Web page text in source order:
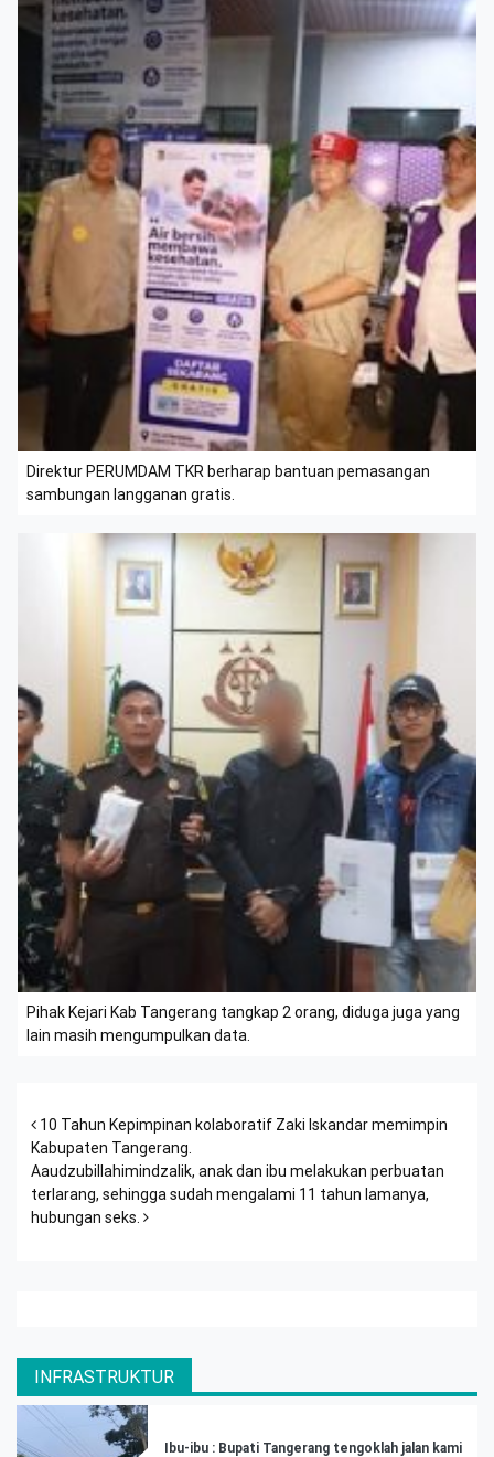
Direktur PERUMDAM TKR berharap bantuan pemasangan
sambungan langganan gratis.
Pihak Kejari Kab Tangerang tangkap 2 orang, diduga juga yang
lain masih mengumpulkan data.
Post navigation
10 Tahun Kepimpinan kolaboratif Zaki Iskandar memimpin
Kabupaten Tangerang.
Aaudzubillahimindzalik, anak dan ibu melakukan perbuatan
terlarang, sehingga sudah mengalami 11 tahun lamanya,
hubungan seks.
INFRASTRUKTUR
Ibu-ibu : Bupati Tangerang tengoklah jalan kami